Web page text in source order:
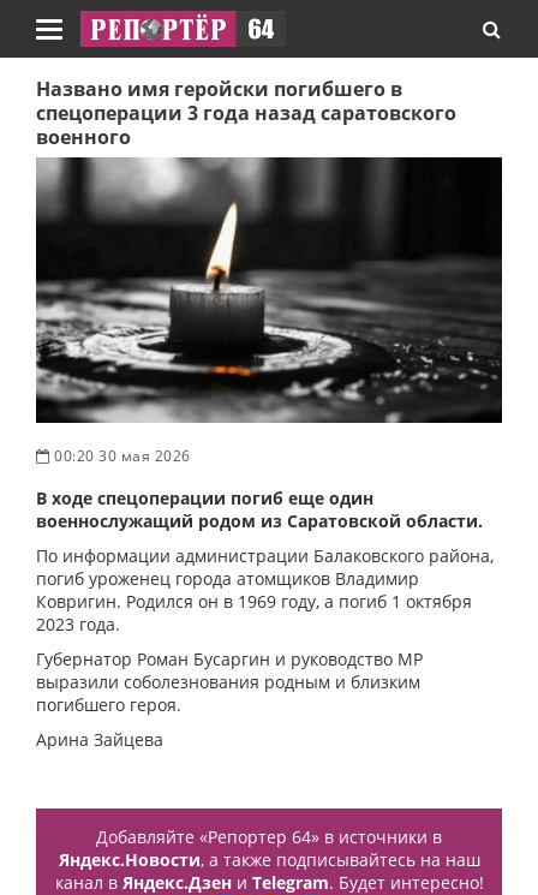
Навигация
Названо имя геройски погибшего в
спецоперации 3 года назад саратовского
военного
00:20 30 мая 2026
В ходе спецоперации погиб еще один
военнослужащий родом из Саратовской области.
По информации администрации Балаковского района,
погиб уроженец города атомщиков Владимир
Ковригин. Родился он в 1969 году, а погиб 1 октября
2023 года.
Губернатор Роман Бусаргин и руководство МР
выразили соболезнования родным и близким
погибшего героя.
Арина Зайцева
Добавляйте «Репортер 64» в источники в
Яндекс.Новости, а также подписывайтесь на наш
канал в Яндекс.Дзени Telegram. Будет интересно!